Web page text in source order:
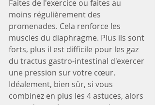
Faites de l'exercice ou faites au
moins régulièrement des
promenades. Cela renforce les
muscles du diaphragme. Plus ils sont
forts, plus il est difficile pour les gaz
du tractus gastro-intestinal d'exercer
une pression sur votre cœur.
Idéalement, bien sûr, si vous
combinez en plus les 4 astuces, alors